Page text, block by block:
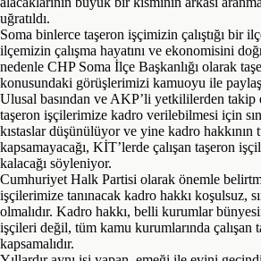
uğratıldı.
Soma binlerce taşeron işçimizin çalıştığı bir
ilçemizin çalışma hayatını ve ekonomisini
nedenle CHP Soma İlçe Başkanlığı olarak
konusundaki görüşlerimizi kamuoyu ile
Ulusal basından ve AKP’li yetkililerden takip
taşeron işçilerimize kadro verilebilmesi için
kıstaslar düşünülüyor ve yine kadro hakkının
kapsamayacağı, KİT’lerde çalışan taşeron
kalacağı söyleniyor.
Cumhuriyet Halk Partisi olarak önemle
işçilerimize tanınacak kadro hakkı koşulsuz,
olmalıdır. Kadro hakkı, belli kurumlar
işçileri değil, tüm kamu kurumlarında çalışan
kapsamalıdır.